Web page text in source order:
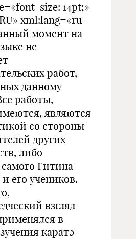
size: 14pt;»
xml:lang=«ru-
момент на
не
работ,
данному
работы,
являются
со стороны
других
либо
Гитина
его учеников.
взгляд
в
каратэ-